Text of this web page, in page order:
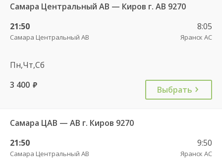
Самара Центральный АВ — Киров г. АВ 9270
21:50
Самара Центральный АВ
8:05
Яранск АС
Пн,Чт,Сб
3 400 руб. Выбрать
Самара ЦАВ — АВ г. Киров 9270
21:50
Самара Центральный АВ
9:50
Яранск АС